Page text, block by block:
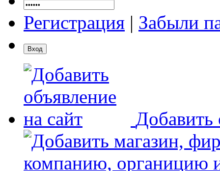
Регистрация | Забыли
Добавить